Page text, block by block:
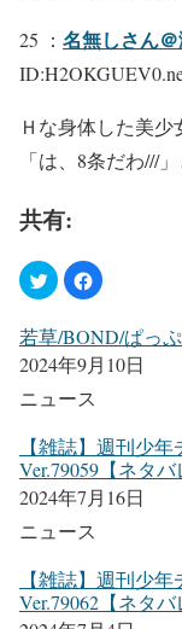
25 ： 名無しさん＠
Ｈな身体した美少
「は、8条だわ///
共有:
若草/BOND/ぱっ
2024年9月10日
ニュース
【雑誌】週刊少
Ver.79059【ネタバ
2024年7月16日
ニュース
【雑誌】週刊少
Ver.79062【ネタバ